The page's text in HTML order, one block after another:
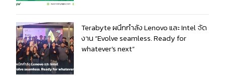
Terabyte ผนึกกำลัง Lenovo และ Intel จัด
งาน “Evolve seamless. Ready for
whatever’s next”